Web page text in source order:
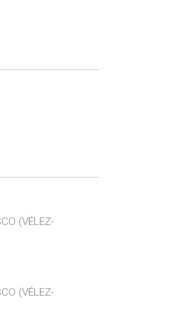
(VÉLEZ-
(VÉLEZ-